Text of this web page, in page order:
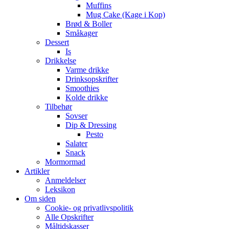
Muffins
Mug Cake (Kage i Kop)
Brød & Boller
Småkager
Dessert
Is
Drikkelse
Varme drikke
Drinksopskrifter
Smoothies
Kolde drikke
Tilbehør
Sovser
Dip & Dressing
Pesto
Salater
Snack
Mormormad
Artikler
Anmeldelser
Leksikon
Om siden
Cookie- og privatlivspolitik
Alle Opskrifter
Måltidskasser